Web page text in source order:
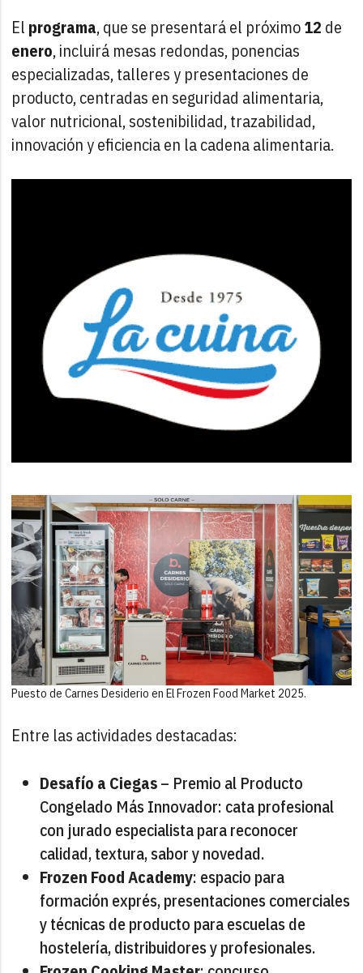
El programa, que se presentará el próximo12 de
enero, incluirá mesas redondas, ponencias
especializadas, talleres y presentaciones de
producto, centradas en seguridad alimentaria,
valor nutricional, sostenibilidad, trazabilidad,
innovación y eficiencia en la cadena alimentaria.
Puesto de Carnes Desiderio en El Frozen Food Market 2025.
Entre las actividades destacadas:
Desafío a Ciegas– Premio al Producto
Congelado Más Innovador: cata profesional
con jurado especialista para reconocer
calidad, textura, sabor y novedad.
Frozen Food Academy: espacio para
formación exprés, presentaciones comerciales
y técnicas de producto para escuelas de
hostelería, distribuidores y profesionales.